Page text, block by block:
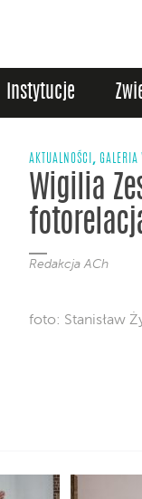
Instytucje
AKTUALNOŚCI , GALERIA
Wigilia
Redakcja ACh
foto: Stanisław